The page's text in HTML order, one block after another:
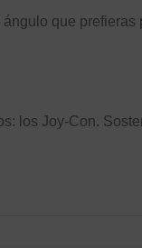
que
los Joy-Con.